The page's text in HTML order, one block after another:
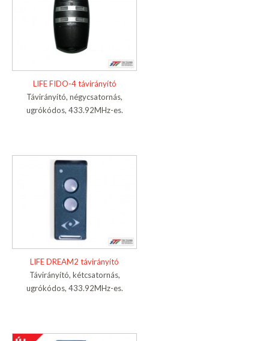
LIFE FIDO-4 távirányító
Távirányító, négycsatornás,
ugrókódos, 433.92MHz-es.
LIFE DREAM2 távirányító
Távirányító, kétcsatornás,
ugrókódos, 433.92MHz-es.